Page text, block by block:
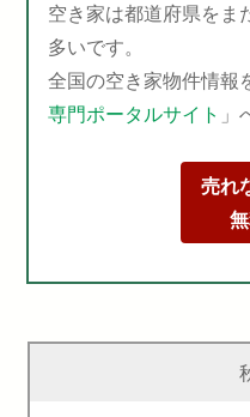
空き家は都道府県をま
多いです。
全国の空き家物件情報
専門ポータルサイト 」
売れ